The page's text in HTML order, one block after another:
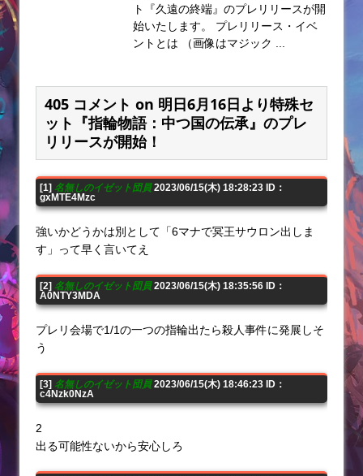
ト『久遠の終端』のプレリリースが開
始いたします。 プレリリース・イベ
ントとは （画像はマジック ...
405 コメント on 明日6月16日より特殊セ
ット『指輪物語：中つ国の伝承』のプレ
リリースが開始！
[1] 名無しのイゼット団員2023/06/15(木) 18:28:23 ID：
gxMTE4Mzc
強いかどうかは別として「6マナで冥王サウロン出しま
す」って早く言いてえ
[2] 名無しのイゼット団員2023/06/15(木) 18:35:56 ID：
A0NTY3MDA
プレリ会場で1/1の一つの指輪出たら殺人事件に発展しそ
う
[3] 名無しのイゼット団員2023/06/15(木) 18:46:23 ID：
c4Nzk0NzA
2
出る可能性ないから安心しろ